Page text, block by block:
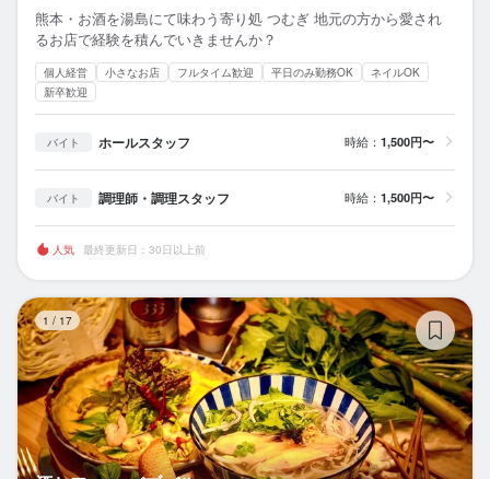
熊本・お酒を湯島にて味わう寄り処 つむぎ 地元の方から愛され
るお店で経験を積んでいきませんか？
個人経営 小さなお店 フルタイム歓迎 平日のみ勤務OK
ネイルOK
新卒歓迎
バイト ホールスタッフ 時給： 1,500円〜
バイト 調理師・調理スタッフ 時給： 1,500円〜
人気 最終更新日：30日以上前
1 / 17